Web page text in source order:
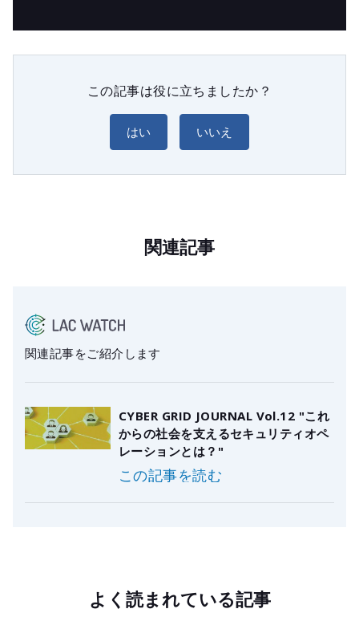
この記事は役に立ちましたか？
はい いいえ
関連記事
関連記事をご紹介します
CYBER GRID JOURNAL Vol.12 "これ
からの社会を支えるセキュリティオペ
レーションとは？"
この記事を読む
よく読まれている記事